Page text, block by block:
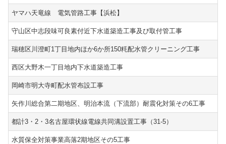
ヤマハ天竜線 電気管路工事【浜松】
守山区中志段味可良素付近下水道築造工事及び取付管工事
瑞穂区川澄町1丁目地内ほか6か所150粍配水管クリーニング工事
西区大野木一丁目地内下水道築造工事
岡崎市明大寺町配水管布設工事
矢作川総合第二期地区、明治本流（下流部）耐震化対策その6工事
都計3・2・3名古屋環状線電線共同溝設置工事（31-5）
水質保全対策事業高落2期地区その5工事